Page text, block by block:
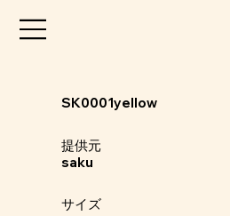
SK0001yellow
​提供元
saku
​サイズ